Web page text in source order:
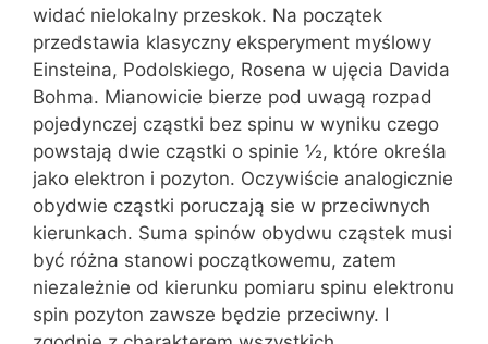
widać nielokalny przeskok. Na początek
przedstawia klasyczny eksperyment myślowy
Einsteina, Podolskiego, Rosena w ujęcia Davida
Bohma. Mianowicie bierze pod uwagą rozpad
pojedynczej cząstki bez spinu w wyniku czego
powstają dwie cząstki o spinie ½, które określa
jako elektron i pozyton. Oczywiście analogicznie
obydwie cząstki poruczają sie w przeciwnych
kierunkach. Suma spinów obydwu cząstek musi
być różna stanowi początkowemu, zatem
niezależnie od kierunku pomiaru spinu elektronu
spin pozyton zawsze będzie przeciwny. I